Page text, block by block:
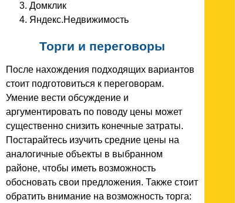
Домклик
Яндекс.Недвижимость
Торги и переговоры
После нахождения подходящих вариантов
стоит подготовиться к переговорам.
Умение вести обсуждение и
аргументировать по поводу цены может
существенно снизить конечные затраты.
Постарайтесь изучить средние цены на
аналогичные объекты в выбранном
районе, чтобы иметь возможность
обосновать свои предложения. Также стоит
обратить внимание на возможность торга: